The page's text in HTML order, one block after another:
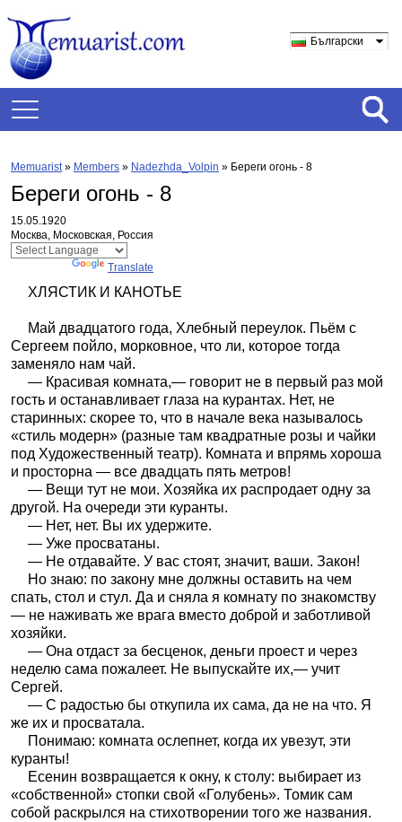
Български
Memuarist» Members » Nadezhda_Volpin » Береги огонь - 8
Береги огонь - 8
15.05.1920
Москва, Московская, Россия
Translate
ХЛЯСТИК И КАНОТЬЕ
Май двадцатого года, Хлебный переулок. Пьём с
Сергеем пойло, морковное, что ли, которое тогда
заменяло нам чай.
— Красивая комната,— говорит не в первый раз мой
гость и останавливает глаза на курантах. Нет, не
старинных: скорее то, что в начале века называлось
«стиль модерн» (разные там квадратные розы и чайки
под Художественный театр). Комната и впрямь хороша
и просторна — все двадцать пять метров!
— Вещи тут не мои. Хозяйка их распродает одну за
другой. На очереди эти куранты.
— Нет, нет. Вы их удержите.
— Уже просватаны.
— Не отдавайте. У вас стоят, значит, ваши. Закон!
Но знаю: по закону мне должны оставить на чем
спать, стол и стул. Да и сняла я комнату по знакомству
— не наживать же врага вместо доброй и заботливой
хозяйки.
— Она отдаст за бесценок, деньги проест и через
неделю сама пожалеет. Не выпускайте их,— учит
Сергей.
— С радостью бы откупила их сама, да не на что. Я
же их и просватала.
Понимаю: комната ослепнет, когда их увезут, эти
куранты!
Есенин возвращается к окну, к столу: выбирает из
«собственной» стопки свой «Голубень». Томик сам
собой раскрылся на стихотворении того же названия.